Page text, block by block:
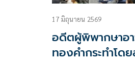
17 มิถุนายน 2569
อดีตผู้พิพากษาอา
ทองคำกระทำโด